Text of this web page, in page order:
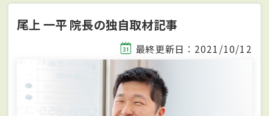
尾上 一平 院長の独自取材記事
最終更新日：2021/10/12